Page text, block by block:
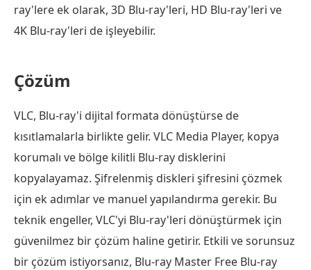
ray'lere ek olarak, 3D Blu-ray'leri, HD Blu-ray'leri ve
4K Blu-ray'leri de işleyebilir.
Çözüm
VLC, Blu-ray'i dijital formata dönüştürse de
kısıtlamalarla birlikte gelir. VLC Media Player, kopya
korumalı ve bölge kilitli Blu-ray disklerini
kopyalayamaz. Şifrelenmiş diskleri şifresini çözmek
için ek adımlar ve manuel yapılandırma gerekir. Bu
teknik engeller, VLC'yi Blu-ray'leri dönüştürmek için
güvenilmez bir çözüm haline getirir. Etkili ve sorunsuz
bir çözüm istiyorsanız, Blu-ray Master Free Blu-ray